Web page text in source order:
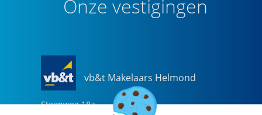
Onze vestigingen
vb&t Makelaars Helmond
Steenweg 18a